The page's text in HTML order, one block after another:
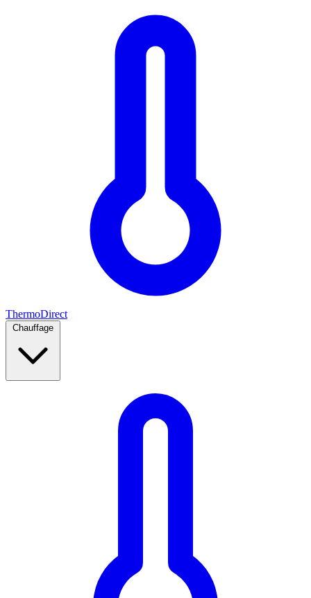
ThermoDirect